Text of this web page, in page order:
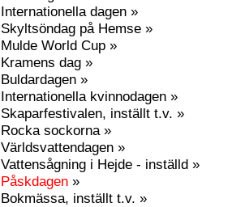
Internationella dagen »
Skyltsöndag på Hemse »
Mulde World Cup »
Kramens dag »
Buldardagen »
Internationella kvinnodagen »
Skaparfestivalen, inställt t.v. »
Rocka sockorna »
Världsvattendagen »
Vattensågning i Hejde - inställd »
Påskdagen »
Bokmässa, inställt t.v. »